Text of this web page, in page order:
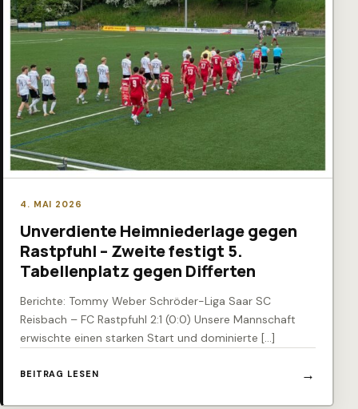
4. MAI 2026
Unverdiente Heimniederlage gegen
Rastpfuhl – Zweite festigt 5.
Tabellenplatz gegen Differten
Berichte: Tommy Weber Schröder-Liga Saar SC
Reisbach – FC Rastpfuhl 2:1 (0:0) Unsere Mannschaft
erwischte einen starken Start und dominierte […]
BEITRAG LESEN